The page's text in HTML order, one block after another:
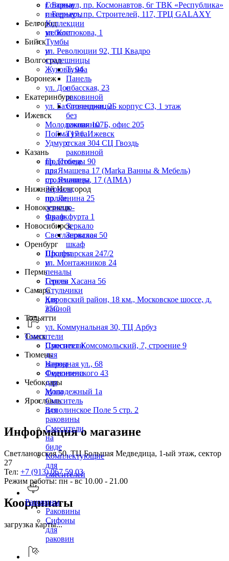
Готовые
интерьеры
Коллекции
мебели
Тумбы
и
столешницы
Тумба
Панель
с
раковиной
Столешницы
без
раковины
Тумба
с
раковиной
Подстолье
для
столешницы
Зеркала,
полки,
зеркало-
шкаф
Зеркало
Зеркало-
шкаф
Шкафы
и
пеналы
Столы
Стульчики
для
ванной
Смесители
Смесители
для
ванны
Смесители
для
душа
Смеситель
для
раковины
Смесители
на
биде
Комплектующие
для
смесителей
Раковины
Раковины
Сифоны
для
раковин
г. Барнаул, пр. Космонавтов, 6г ТВК «Республика»
г. Барнаул, пр. Строителей, 117, ТРЦ GALAXY
Белгород
ул. Костюкова, 1
Бийск
ул. Революции 92, ТЦ Квадро
Волгоград
Жукова, 94
Воронеж
ул. Донбасская, 23
Екатеринбург
ул. Бахчиванджи, 2Б корпус С3, 1 этаж
Ижевск
Молодежная 107Б, офис 205
Пойма 17 г. Ижевск
Удмуртская 304 СЦ Гвоздь
Казань
пр. Победы 90
пр. Ямашева 17 (Marka Ванны & Мебель)
пр. Ямашева, 17 (AIMA)
Нижний Новгород
пр. Ленина 25
Новокузнецк
Франкфурта 1
Новосибирск
Светлановская 50
Оренбург
Пролетарская 247/2
ул. Монтажников 24
Пермь
Героев Хасана 56
Самара
Кировский район, 18 км., Московское шоссе, д.
25С
Тольятти
ул. Коммунальная 30, ТЦ Арбуз
Томск
Проспект Комсомольский, 7, строение 9
Тюмень
Народная ул., 68
Федюнинского 43
Чебоксары
Молодежный 1а
Ярославль
Всполинское Поле 5 стр. 2
Информация о магазине
Светлановская 50, ТЦ Большая Медведица, 1-ый этаж, сектор
27
Тел: +7 (913) 067 59 03
Режим работы: пн - вс 10.00 - 21.00
Координаты
загрузка карты...